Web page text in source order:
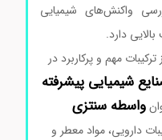
واکنش‌های شیمیایی
دارد.
مهم و پرکاربرد در
شیمیایی پیشرفته
واسطه سنتزی
دارویی، مواد معطر و